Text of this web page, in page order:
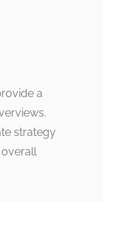
a
strategy